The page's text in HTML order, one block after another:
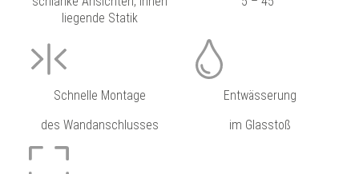
liegende Statik
Schnelle Montage
des Wandanschlusses
Entwässerung
im Glasstoß